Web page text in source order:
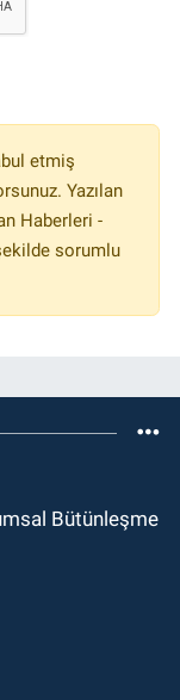
etmiş
Yazılan
Haberleri -
sorumlu
Bütünleşme